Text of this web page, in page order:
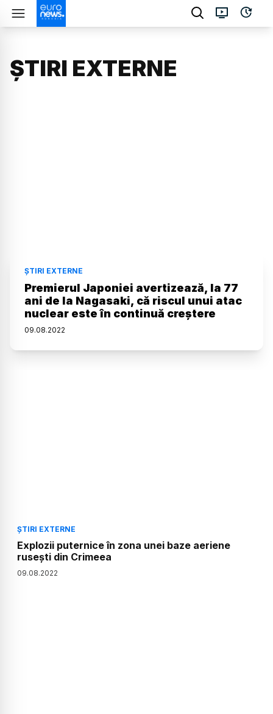
ȘTIRI EXTERNE
ȘTIRI EXTERNE
Premierul Japoniei avertizează, la 77
ani de la Nagasaki, că riscul unui atac
nuclear este în continuă creștere
09.08.2022
ȘTIRI EXTERNE
Explozii puternice în zona unei baze aeriene
ruseşti din Crimeea
09.08.2022